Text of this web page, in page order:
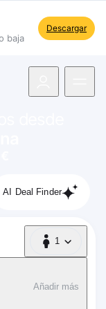
baja
Descargar
AI Deal Finder
1
1 Pasajero
Añadir más